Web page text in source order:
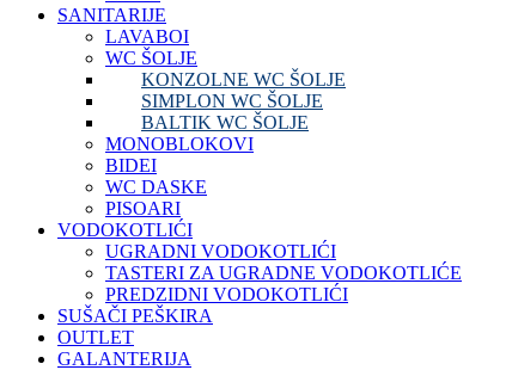
SANITARIJE
LAVABOI
WC ŠOLJE
KONZOLNE WC ŠOLJE
SIMPLON WC ŠOLJE
BALTIK WC ŠOLJE
MONOBLOKOVI
BIDEI
WC DASKE
PISOARI
VODOKOTLIĆI
UGRADNI VODOKOTLIĆI
TASTERI ZA UGRADNE VODOKOTLIĆE
PREDZIDNI VODOKOTLIĆI
SUŠAČI PEŠKIRA
OUTLET
GALANTERIJA